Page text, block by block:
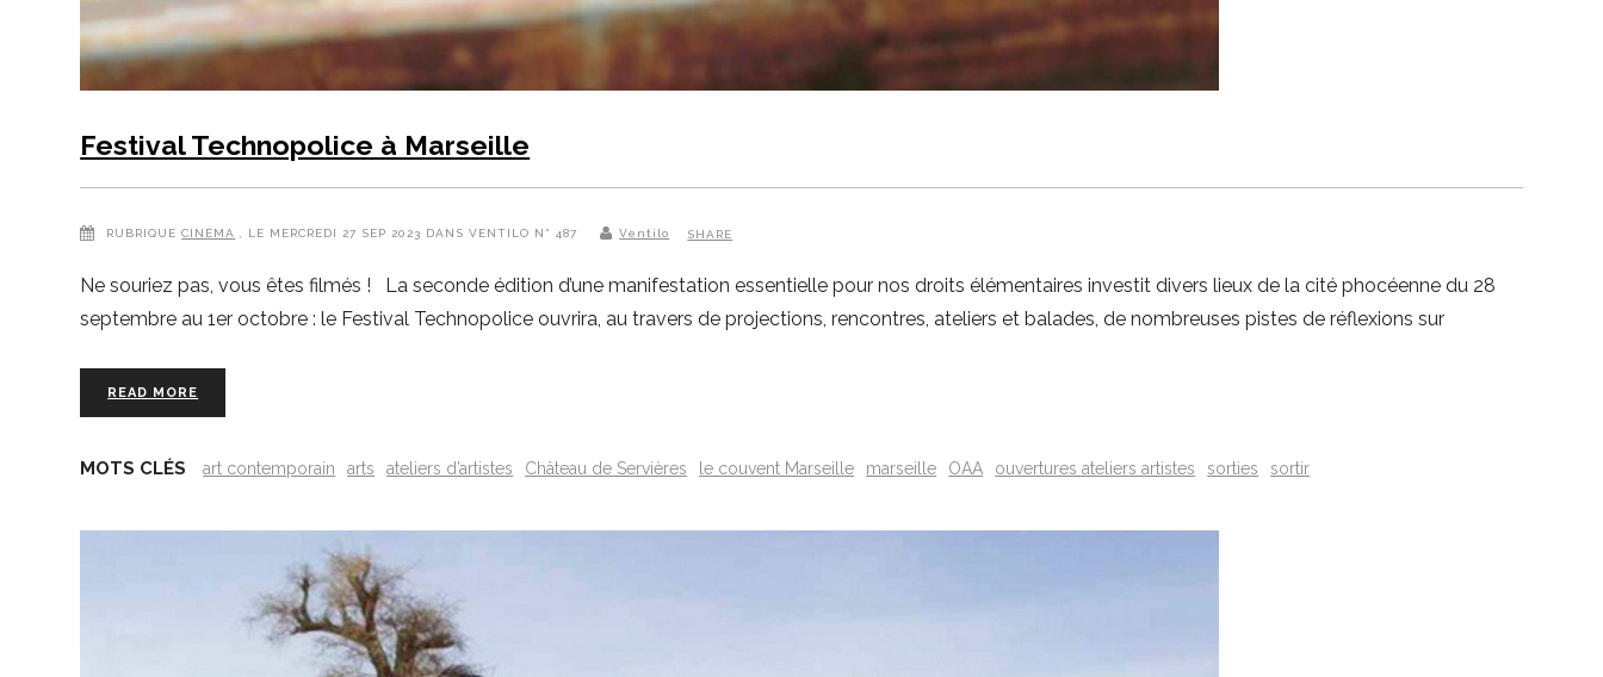
Festival Technopolice à Marseille
RUBRIQUE CINÉMA , LE MERCREDI 27 SEP 2023 DANS VENTILO N° 487 Ventilo SHARE
Ne souriez pas, vous êtes filmés ! La seconde édition d’une manifestation essentielle pour nos droits élémentaires investit divers lieux de la cité phocéenne du 28
septembre au 1er octobre : le Festival Technopolice ouvrira, au travers de projections, rencontres, ateliers et balades, de nombreuses pistes de réflexions sur
READ MORE
MOTS CLÉS art contemporain arts ateliers d’artistes Château de Servières le couvent Marseille marseille OAA ouvertures ateliers artistes sorties sortir